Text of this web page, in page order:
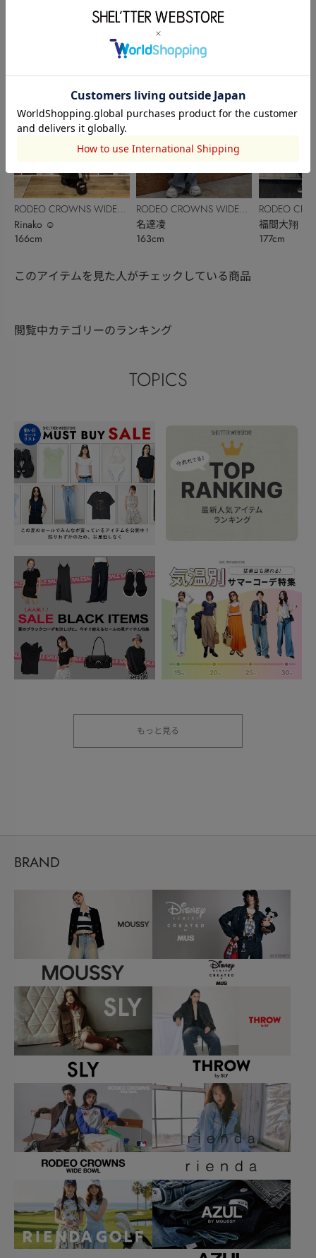
RODEO CROWNS WIDE
BOWL
Rinako ☺︎
166cm
BOWL
藤井 蒼介
172cm
RODEO CROWNS WIDE
BOWL
名達凌
163cm
RODEO
BOWL
福間大翔
177cm
このアイテムを見た人がチェックしている商品
閲覧中カテゴリーのランキング
TOPICS
もっと見る
BRAND